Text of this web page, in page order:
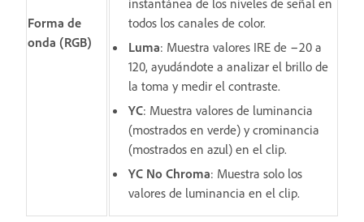
Forma de
onda (RGB)
todos los canales de color.
Luma: Muestra valores IRE de −20 a
120, ayudándote a analizar el brillo de
la toma y medir el contraste.
YC: Muestra valores de luminancia
(mostrados en verde) y crominancia
(mostrados en azul) en el clip.
YC No Chroma: Muestra solo los
valores de luminancia en el clip.